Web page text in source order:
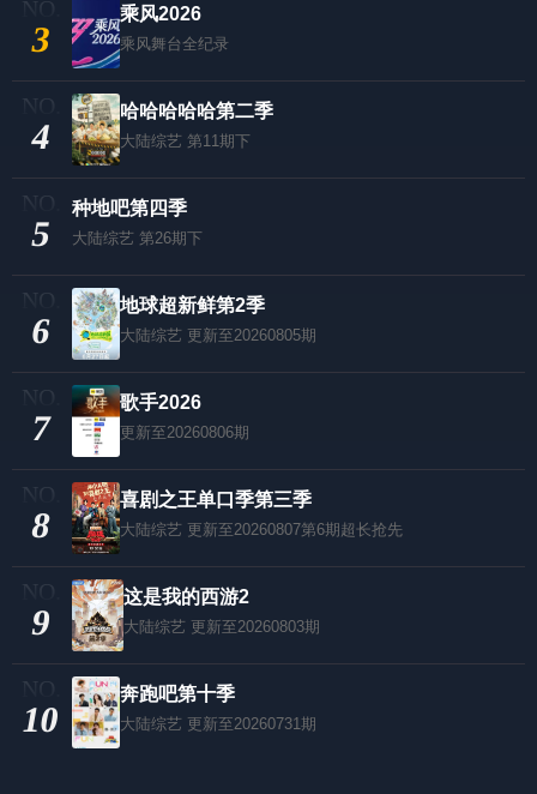
3
乘风2026
乘风舞台全纪录
4
哈哈哈哈哈第二季
大陆综艺 第11期下
5
种地吧第四季
大陆综艺 第26期下
6
地球超新鲜第2季
大陆综艺 更新至20260805期
7
歌手2026
更新至20260806期
8
喜剧之王单口季第三季
大陆综艺 更新至20260807第6期超长抢先
9
这是我的西游2
大陆综艺 更新至20260803期
10
奔跑吧第十季
大陆综艺 更新至20260731期